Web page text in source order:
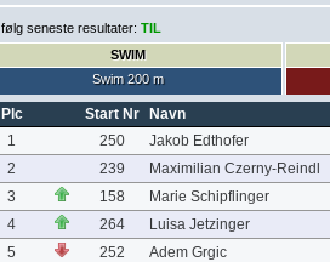
følg seneste resultater: TIL
SWIM
Swim 200 m
Plc Start Nr
Navn
1
250
Jakob Edthofer
2
239
Maximilian Czerny-Reindl
3
158
Marie Schipflinger
4
264
Luisa Jetzinger
5
252
Adem Grgic